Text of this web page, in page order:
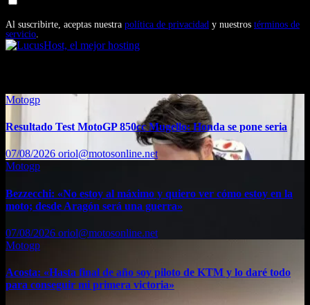
Al suscribirte, aceptas nuestra política de privacidad y nuestros términos de
servicio.
Motogp
Resultado Test MotoGP 850cc Mugello: Honda se pone seria
07/08/2026 oriol@motosonline.net
Motogp
Bezzecchi: «No estoy al máximo y quiero ver cómo estoy en la
moto; desde Aragón será una guerra»
07/08/2026 oriol@motosonline.net
Motogp
Acosta: «Hasta final de año soy piloto de KTM y lo daré todo
para conseguir mi primera victoria»